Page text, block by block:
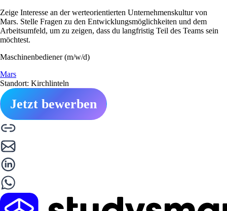
Zeige Interesse an der werteorientierten Unternehmenskultur von
Mars. Stelle Fragen zu den Entwicklungsmöglichkeiten und dem
Arbeitsumfeld, um zu zeigen, dass du langfristig Teil des Teams sein
möchtest.
Maschinenbediener (m/w/d)
Mars
Standort: Kirchlinteln
Jetzt bewerben